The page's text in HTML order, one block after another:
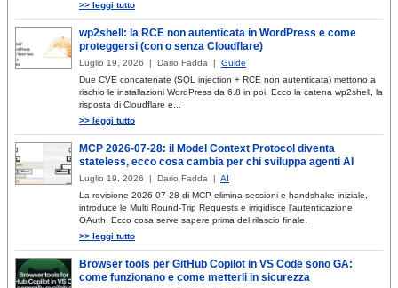
>> leggi tutto
wp2shell: la RCE non autenticata in WordPress e come
proteggersi (con o senza Cloudflare)
Luglio 19, 2026 | Dario Fadda | Guide
Due CVE concatenate (SQL injection + RCE non autenticata) mettono a
rischio le installazioni WordPress da 6.8 in poi. Ecco la catena wp2shell, la
risposta di Cloudflare e...
>> leggi tutto
MCP 2026-07-28: il Model Context Protocol diventa
stateless, ecco cosa cambia per chi sviluppa agenti AI
Luglio 19, 2026 | Dario Fadda | AI
La revisione 2026-07-28 di MCP elimina sessioni e handshake iniziale,
introduce le Multi Round-Trip Requests e irrigidisce l'autenticazione
OAuth. Ecco cosa serve sapere prima del rilascio finale.
>> leggi tutto
Browser tools per GitHub Copilot in VS Code sono GA:
come funzionano e come metterli in sicurezza